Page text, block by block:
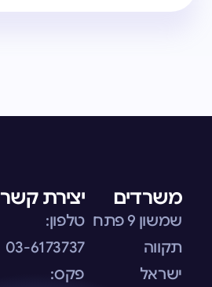
משרדים
שמשון 9 פתח
תקווה
ישראל
יצירת קשר
טלפון:
03-6173737
פקס: